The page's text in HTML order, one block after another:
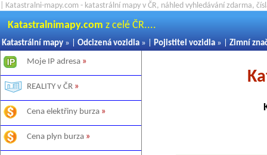
| Katastralni-mapy.com - katastrální mapy v ČR, náhled vyhledávání zdarma,
Katastralnimapy.com z celé ČR....
Katastrální mapy » | Odcizená vozidla » | Pojistitel vozidla » | Zimní
Moje IP adresa »
REALITY v ČR »
Cena elektřiny burza »
Cena plyn burza »